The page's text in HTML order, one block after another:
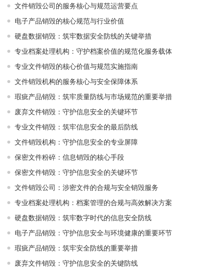
文件销毁公司的服务核心与规范运营要点
电子产品销毁的核心规范与行业价值
硬盘数据销毁：筑牢数据安全防线的关键举措
专业档案处理机构：守护档案价值的规范化服务载体
专业文件销毁的核心价值与规范实施指南
文件销毁机构的服务核心与安全保障体系
瑕疵产品销毁：筑牢质量防线与市场规范的重要举措
废弃文件销毁：守护信息安全的关键环节
专业文件销毁：筑牢信息安全的最后防线
文件销毁机构：守护信息安全的专业屏障
保密文件粉碎：信息销毁的核心手段
保密文件销毁：守护信息安全的关键环节
文件销毁公司：涉密文件的合规与安全销毁服务
专业档案处理机构：档案管理的合规与高效解决方案
硬盘数据销毁：筑牢数字时代的信息安全防线
电子产品销毁：守护信息安全与环境健康的重要环节
瑕疵产品销毁：筑牢安全防线的重要举措
废弃文件销毁：守护信息安全的关键防线